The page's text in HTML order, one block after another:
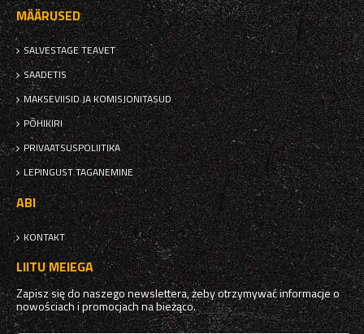
MÄÄRUSED
SALVESTAGE TEAVET
SAADETIS
MAKSEVIISID JA KOMISJONITASUD
PÕHIKIRI
PRIVAATSUSPOLIITIKA
LEPINGUST TAGANEMINE
ABI
KONTAKT
LIITU MEIEGA
Zapisz się do naszego newslettera, żeby otrzymywać informacje o
nowościach i promocjach na bieżąco.